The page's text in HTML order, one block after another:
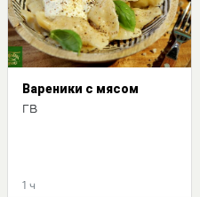
Вареники с мясом
ГВ
1 ч